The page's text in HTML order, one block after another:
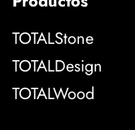
TOTALStone
TOTALDesign
TOTALWood